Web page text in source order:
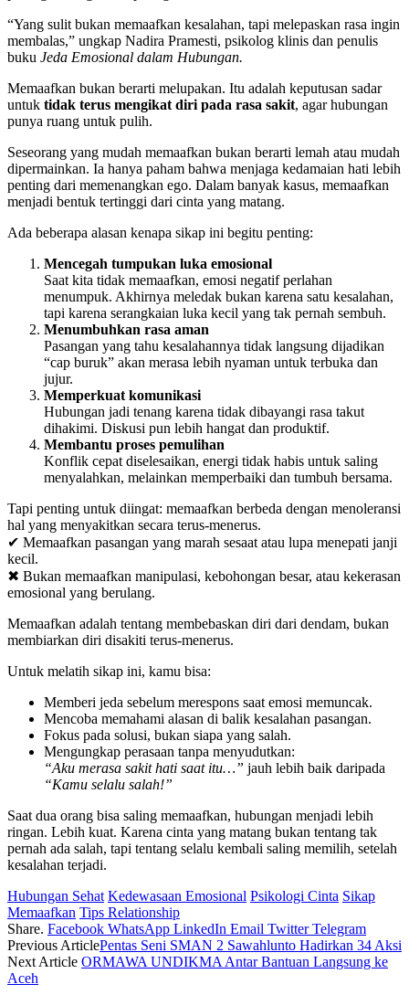
“Yang sulit bukan memaafkan kesalahan, tapi melepaskan rasa ingin
membalas,” ungkap Nadira Pramesti, psikolog klinis dan penulis
buku Jeda Emosional dalam Hubungan.
Memaafkan bukan berarti melupakan. Itu adalah keputusan sadar
untuk tidak terus mengikat diri pada rasa sakit, agar hubungan
punya ruang untuk pulih.
Seseorang yang mudah memaafkan bukan berarti lemah atau mudah
dipermainkan. Ia hanya paham bahwa menjaga kedamaian hati lebih
penting dari memenangkan ego. Dalam banyak kasus, memaafkan
menjadi bentuk tertinggi dari cinta yang matang.
Ada beberapa alasan kenapa sikap ini begitu penting:
Mencegah tumpukan luka emosional
Saat kita tidak memaafkan, emosi negatif perlahan
menumpuk. Akhirnya meledak bukan karena satu kesalahan,
tapi karena serangkaian luka kecil yang tak pernah sembuh.
Menumbuhkan rasa aman
Pasangan yang tahu kesalahannya tidak langsung dijadikan
“cap buruk” akan merasa lebih nyaman untuk terbuka dan
jujur.
Memperkuat komunikasi
Hubungan jadi tenang karena tidak dibayangi rasa takut
dihakimi. Diskusi pun lebih hangat dan produktif.
Membantu proses pemulihan
Konflik cepat diselesaikan, energi tidak habis untuk saling
menyalahkan, melainkan memperbaiki dan tumbuh bersama.
Tapi penting untuk diingat: memaafkan berbeda dengan menoleransi
hal yang menyakitkan secara terus-menerus.
✔ Memaafkan pasangan yang marah sesaat atau lupa menepati janji
kecil.
✖ Bukan memaafkan manipulasi, kebohongan besar, atau kekerasan
emosional yang berulang.
Memaafkan adalah tentang membebaskan diri dari dendam, bukan
membiarkan diri disakiti terus-menerus.
Untuk melatih sikap ini, kamu bisa:
Memberi jeda sebelum merespons saat emosi memuncak.
Mencoba memahami alasan di balik kesalahan pasangan.
Fokus pada solusi, bukan siapa yang salah.
Mengungkap perasaan tanpa menyudutkan:
“Aku merasa sakit hati saat itu…” jauh lebih baik daripada
“Kamu selalu salah!”
Saat dua orang bisa saling memaafkan, hubungan menjadi lebih
ringan. Lebih kuat. Karena cinta yang matang bukan tentang tak
pernah ada salah, tapi tentang selalu kembali saling memilih, setelah
kesalahan terjadi.
Hubungan Sehat Kedewasaan Emosional Psikologi Cinta Sikap
Memaafkan Tips Relationship
Share. Facebook WhatsApp LinkedIn Email Twitter Telegram
Previous ArticlePentas Seni SMAN 2 Sawahlunto Hadirkan 34 Aksi
Next Article ORMAWA UNDIKMA Antar Bantuan Langsung ke
Aceh